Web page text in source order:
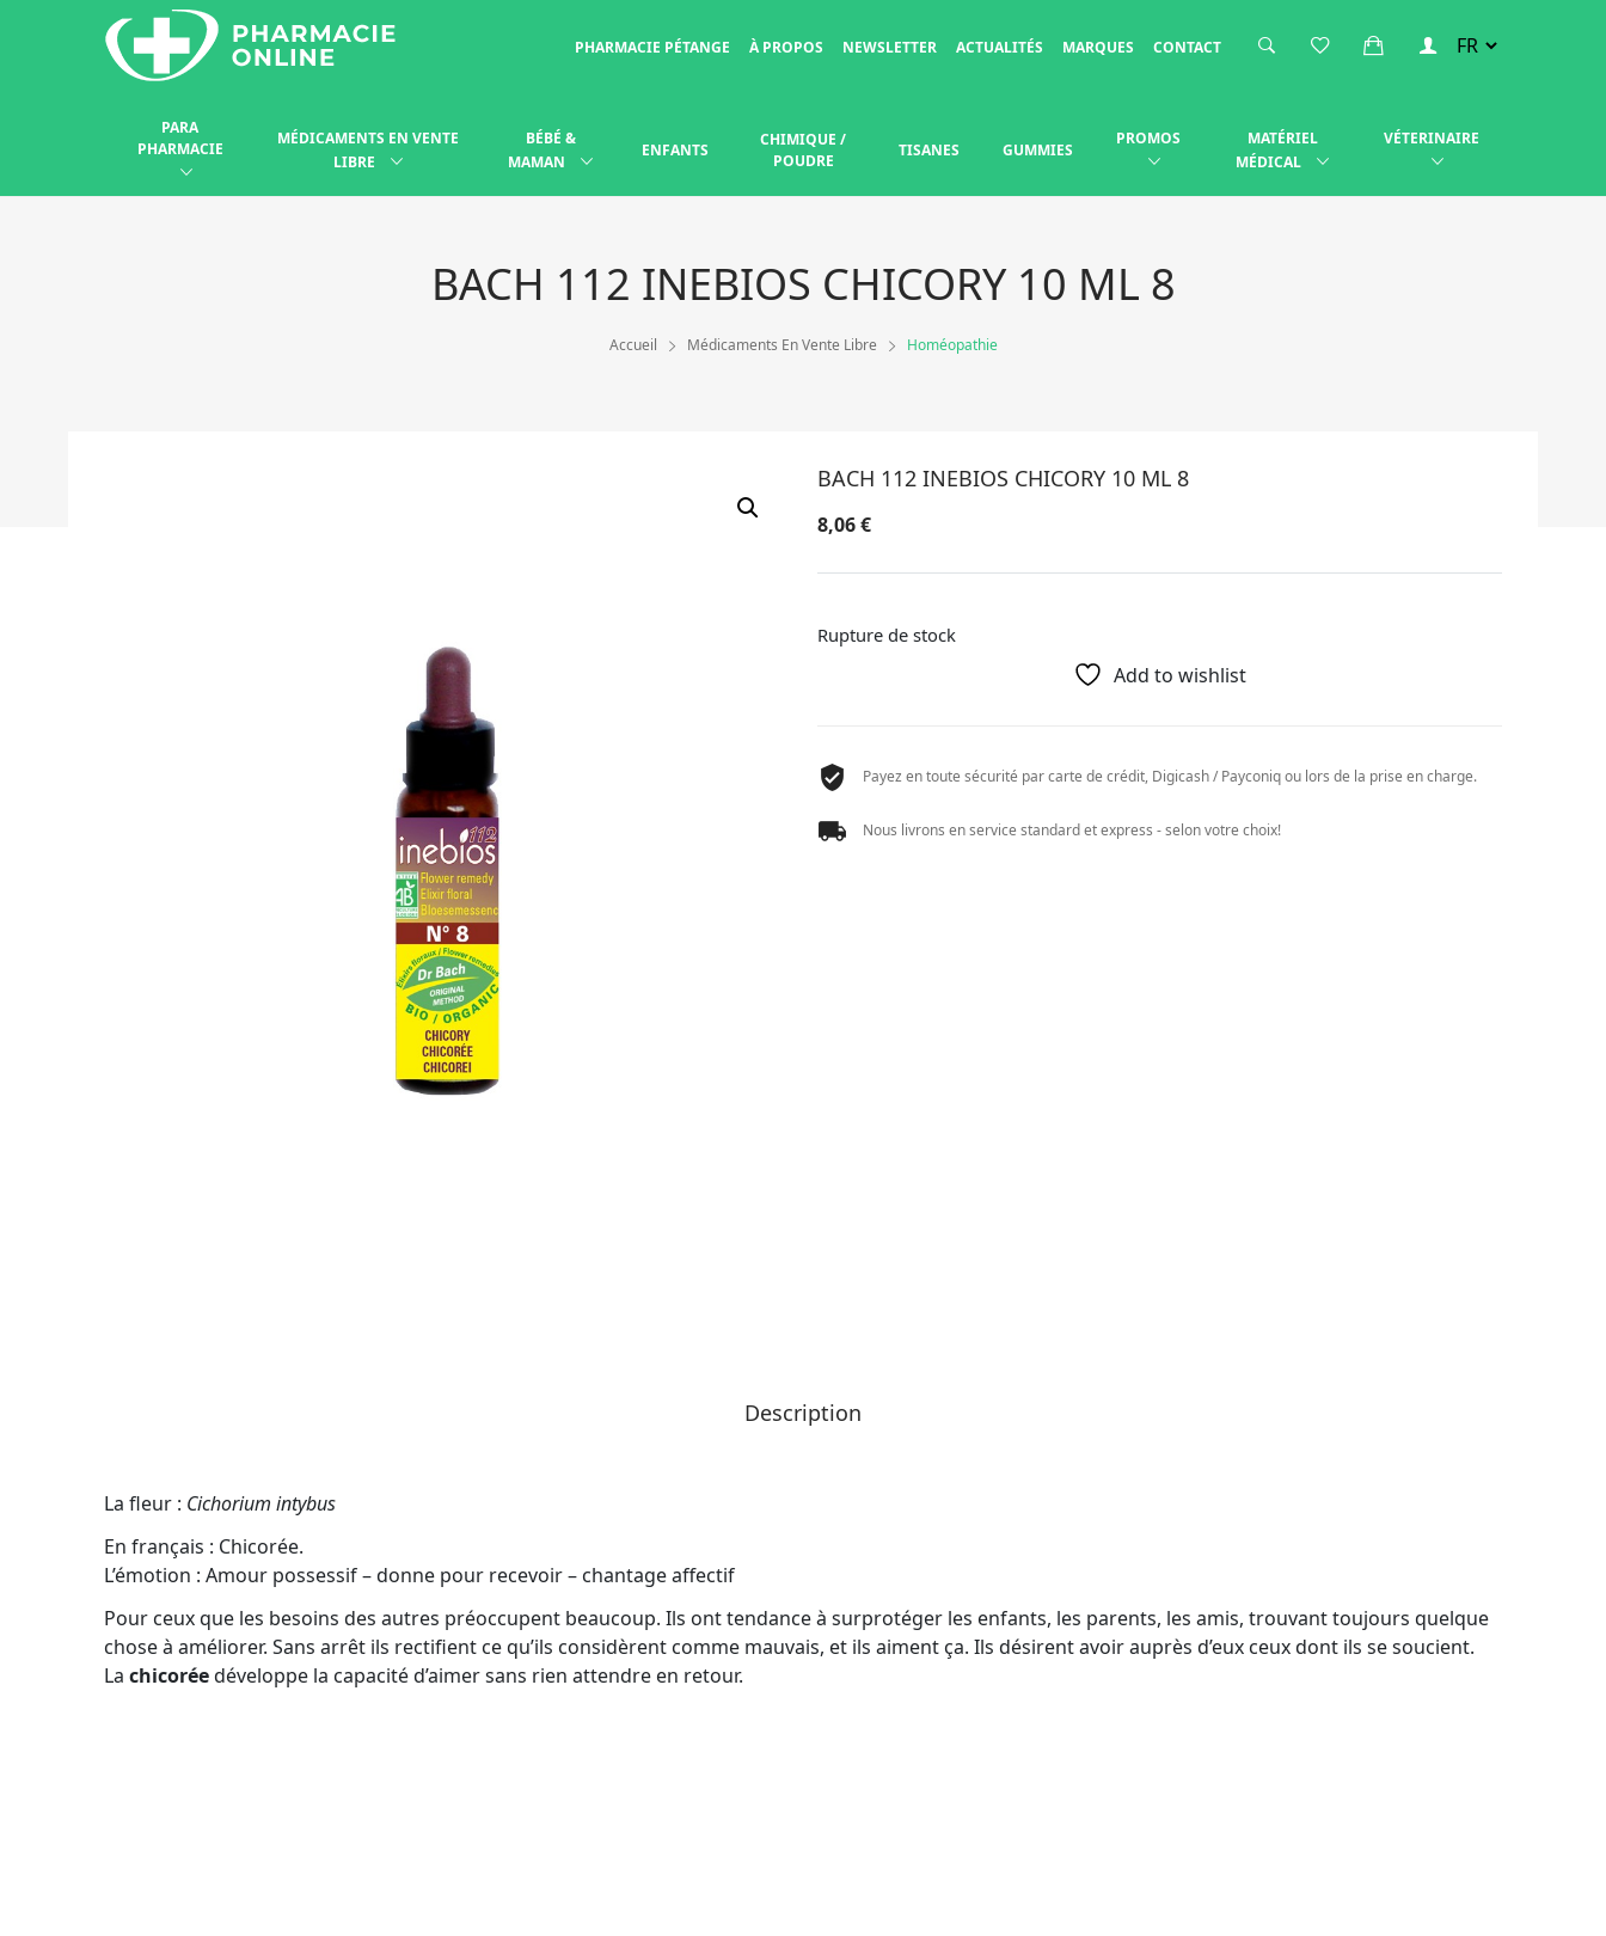
PHARMACIE PÉTANGE À PROPOS NEWSLETTER ACTUALITÉS MARQUES CONTACT
PARA
PHARMACIE
MÉDICAMENTS EN VENTE
LIBRE
BÉBÉ &
MAMAN
ENFANTS
CHIMIQUE /
POUDRE
TISANES GUMMIES
PROMOS
MATÉRIEL
MÉDICAL
VÉTERINAIRE
BACH 112 INEBIOS CHICORY 10 ML 8
Accueil Médicaments En Vente Libre Homéopathie
BACH 112 INEBIOS CHICORY 10 ML 8
8,06€
Rupture de stock
Add to wishlist
Payez en toute sécurité par carte de crédit, Digicash / Payconiq ou lors de la prise en charge.
Nous livrons en service standard et express - selon votre choix!
Description
La fleur : Cichorium intybus
En français : Chicorée.
L’émotion : Amour possessif – donne pour recevoir – chantage affectif
Pour ceux que les besoins des autres préoccupent beaucoup. Ils ont tendance à surprotéger les enfants, les parents, les amis, trouvant toujours quelque
chose à améliorer. Sans arrêt ils rectifient ce qu’ils considèrent comme mauvais, et ils aiment ça. Ils désirent avoir auprès d’eux ceux dont ils se soucient.
La chicoréedéveloppe la capacité d’aimer sans rien attendre en retour.